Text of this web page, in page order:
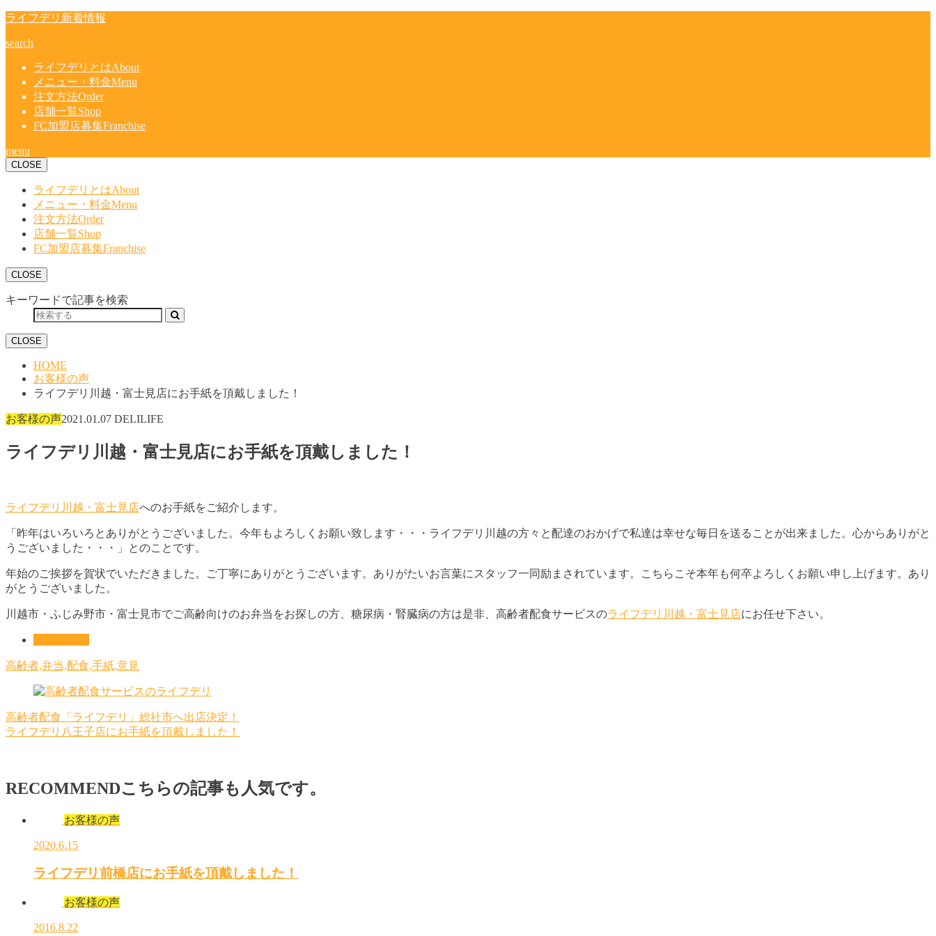
ライフデリ新着情報
search
ライフデリとはAbout
メニュー・料金Menu
注文方法Order
店舗一覧Shop
FC加盟店募集Franchise
menu
CLOSE
ライフデリとはAbout
メニュー・料金Menu
注文方法Order
店舗一覧Shop
FC加盟店募集Franchise
CLOSE
キーワードで記事を検索
CLOSE
HOME
お客様の声
ライフデリ川越・富士見店にお手紙を頂戴しました！
お客様の声2021.01.07 DELILIFE
ライフデリ川越・富士見店にお手紙を頂戴しました！
ライフデリ川越・富士見店へのお手紙をご紹介します。
「昨年はいろいろとありがとうございました。今年もよろしくお願い致します・・・ライフデリ川越の方々と配達のおかげで私達は幸せな毎日を送ることが出来ました。心からありがと
うございました・・・」とのことです。
年始のご挨拶を賀状でいただきました。ご丁寧にありがとうございます。ありがたいお言葉にスタッフ一同励まされています。こちらこそ本年も何卒よろしくお願い申し上げます。あり
がとうございました。
川越市・ふじみ野市・富士見市でご高齢向けのお弁当をお探しの方、糖尿病・腎臓病の方は是非、高齢者配食サービスのライフデリ川越・富士見店にお任せ下さい。
高齢者,弁当,配食,手紙,意見
高齢者配食「ライフデリ」総社市へ出店決定！
ライフデリ八王子店にお手紙を頂戴しました！
RECOMMENDこちらの記事も人気です。
お客様の声
2020.6.15
ライフデリ前橋店にお手紙を頂戴しました！
お客様の声
2016.8.22